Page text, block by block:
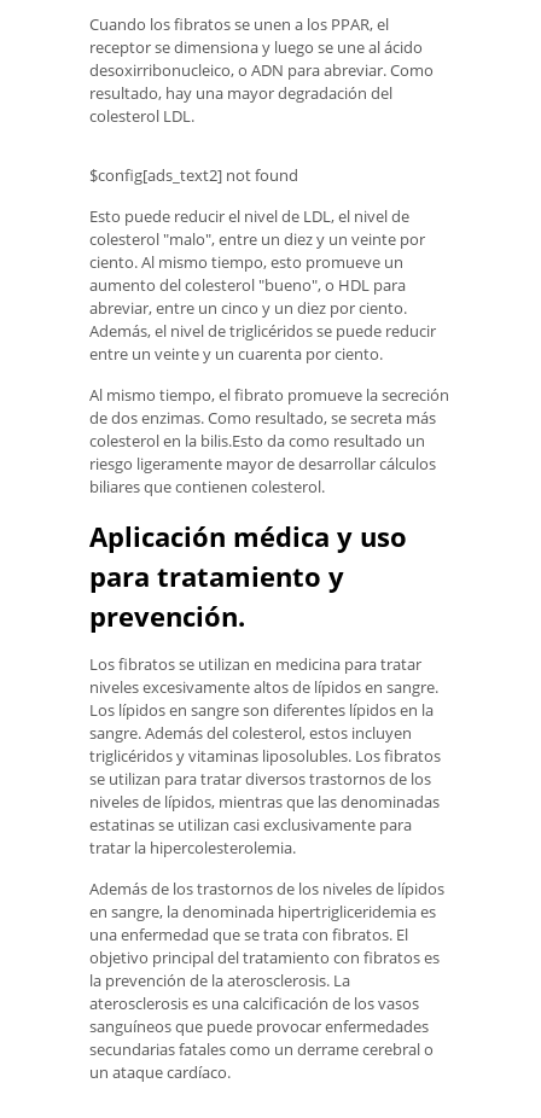
Cuando los fibratos se unen a los PPAR, el
receptor se dimensiona y luego se une al ácido
desoxirribonucleico, o ADN para abreviar. Como
resultado, hay una mayor degradación del
colesterol LDL.
$config[ads_text2] not found
Esto puede reducir el nivel de LDL, el nivel de
colesterol "malo", entre un diez y un veinte por
ciento. Al mismo tiempo, esto promueve un
aumento del colesterol "bueno", o HDL para
abreviar, entre un cinco y un diez por ciento.
Además, el nivel de triglicéridos se puede reducir
entre un veinte y un cuarenta por ciento.
Al mismo tiempo, el fibrato promueve la secreción
de dos enzimas. Como resultado, se secreta más
colesterol en la bilis.Esto da como resultado un
riesgo ligeramente mayor de desarrollar cálculos
biliares que contienen colesterol.
Aplicación médica y uso
para tratamiento y
prevención.
Los fibratos se utilizan en medicina para tratar
niveles excesivamente altos de lípidos en sangre.
Los lípidos en sangre son diferentes lípidos en la
sangre. Además del colesterol, estos incluyen
triglicéridos y vitaminas liposolubles. Los fibratos
se utilizan para tratar diversos trastornos de los
niveles de lípidos, mientras que las denominadas
estatinas se utilizan casi exclusivamente para
tratar la hipercolesterolemia.
Además de los trastornos de los niveles de lípidos
en sangre, la denominada hipertrigliceridemia es
una enfermedad que se trata con fibratos. El
objetivo principal del tratamiento con fibratos es
la prevención de la aterosclerosis. La
aterosclerosis es una calcificación de los vasos
sanguíneos que puede provocar enfermedades
secundarias fatales como un derrame cerebral o
un ataque cardíaco.